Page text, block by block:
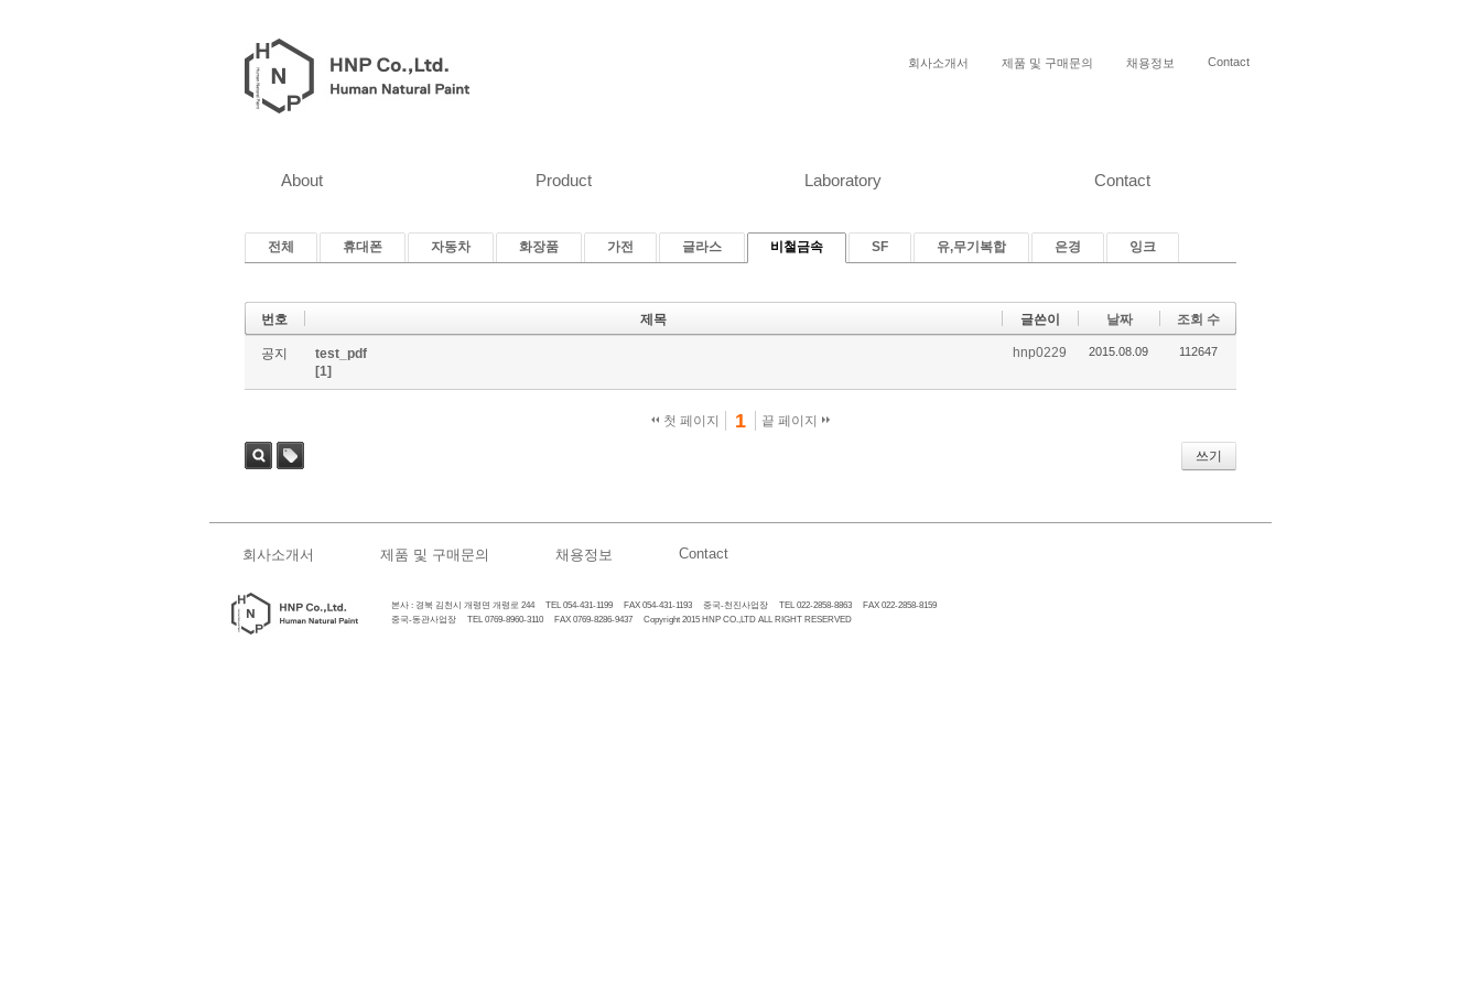
Contact
채용정보
제품 및 구매문의
회사소개서
About Product Laboratory Contact
전체 휴대폰 자동차 화장품 가전 글라스 비철금속 SF 유,무기복합 은경 잉크
번호 제목 글쓴이 날짜 조회 수
공지
test_pdf
[1]
hnp0229 2015.08.09 112647
첫 페이지 1 끝 페이지
쓰기
회사소개서 제품 및 구매문의 채용정보 Contact
본사 : 경북 김천시 개령면 개령로 244 TEL 054-431-1199 FAX 054-431-1193 중국-천진사업장 TEL 022-2858-8863 FAX 022-2858-8159
중국-동관사업장 TEL 0769-8960-3110 FAX 0769-8286-9437 Copyright 2015 HNP CO.,LTD ALL RIGHT RESERVED